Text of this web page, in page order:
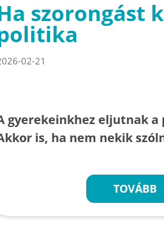
szorongást
02-21
gyerekeinkhez eljutnak
is, ha nem nekik
TOVÁBB